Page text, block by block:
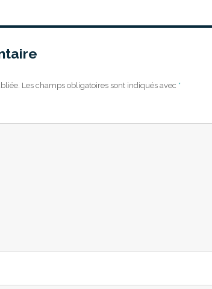
Les champs obligatoires sont indiqués avec *